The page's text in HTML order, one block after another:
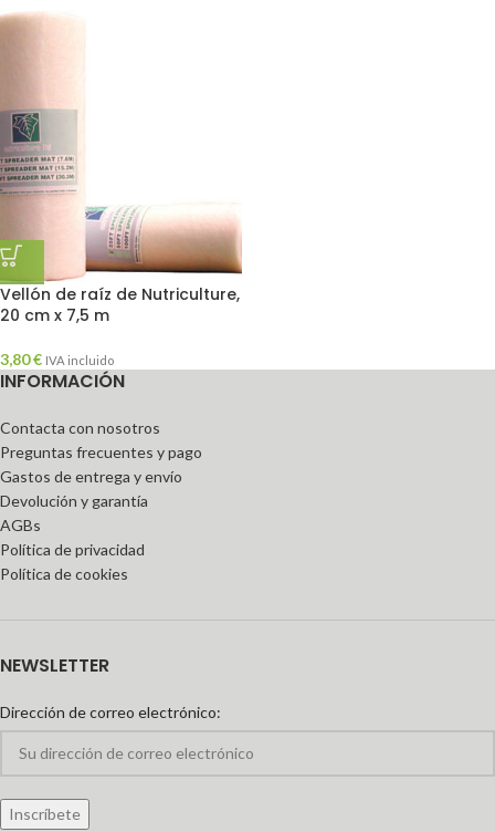
Vellón de raíz de Nutriculture,
20 cm x 7,5 m
3,80€ IVA incluido
INFORMACIÓN
Contacta con nosotros
Preguntas frecuentes y pago
Gastos de entrega y envío
Devolución y garantía
AGBs
Política de privacidad
Política de cookies
NEWSLETTER
Dirección de correo electrónico: